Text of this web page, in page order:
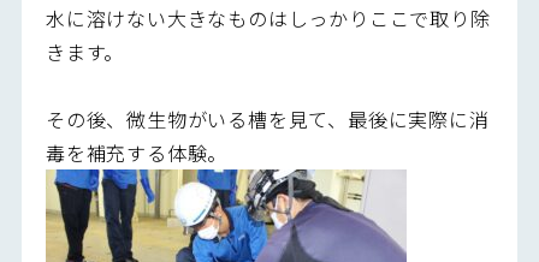
水に溶けない大きなものはしっかりここで取り除
きます。
その後、微生物がいる槽を見て、最後に実際に消
毒を補充する体験。